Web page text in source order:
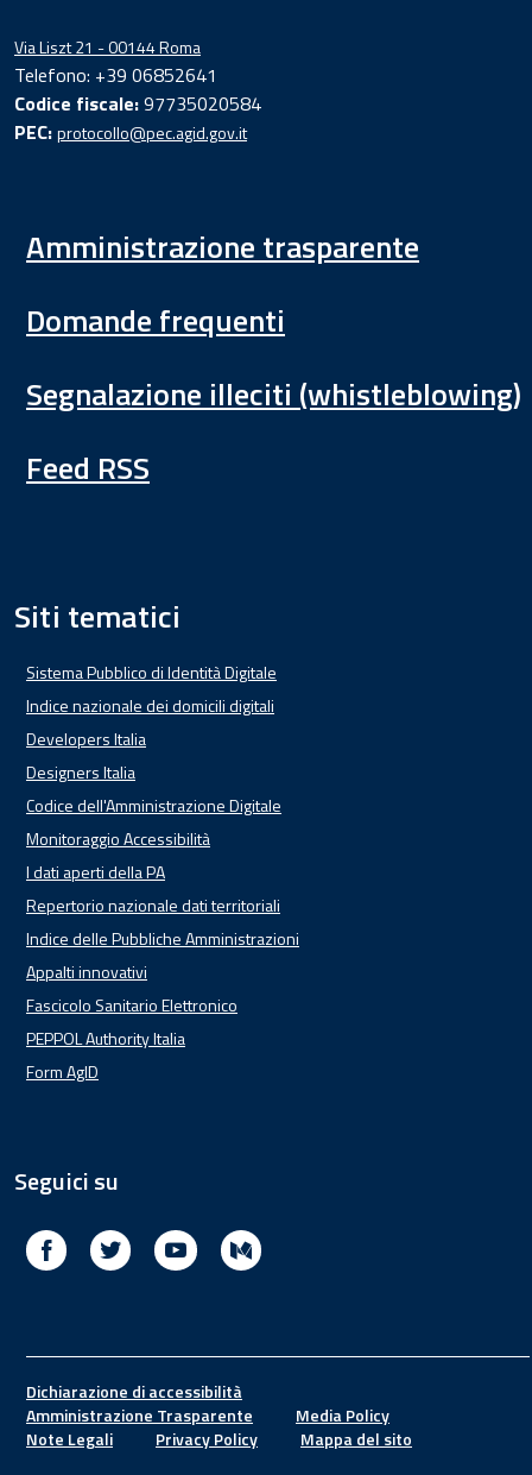
Via Liszt 21 - 00144 Roma
Telefono: +39 06852641
Codice fiscale:97735020584
PEC:protocollo@pec.agid.gov.it
Amministrazione trasparente
Domande frequenti
Segnalazione illeciti (whistleblowing)
Feed RSS
Siti tematici
Sistema Pubblico di Identità Digitale
Indice nazionale dei domicili digitali
Developers Italia
Designers Italia
Codice dell'Amministrazione Digitale
Monitoraggio Accessibilità
I dati aperti della PA
Repertorio nazionale dati territoriali
Indice delle Pubbliche Amministrazioni
Appalti innovativi
Fascicolo Sanitario Elettronico
PEPPOL Authority Italia
Form AgID
Seguici su
Facebook Twitter Youtube
Footer
Dichiarazione di accessibilità
Amministrazione Trasparente
Media Policy
Note Legali
Privacy Policy Mappa del sito